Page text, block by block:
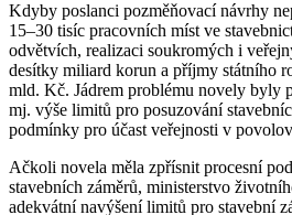
Kdyby poslanci pozměňovací návrhy
15–30 tisíc pracovních míst ve
odvětvích, realizaci soukromých i
desítky miliard korun a příjmy státního
mld. Kč. Jádrem problému novely byly
mj. výše limitů pro posuzování
podmínky pro účast veřejnosti v
Ačkoli novela měla zpřísnit procesní
stavebních záměrů, ministerstvo
adekvátní navýšení limitů pro stavební